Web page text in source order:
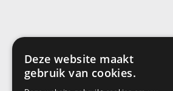
Deze website maakt
gebruik van cookies.